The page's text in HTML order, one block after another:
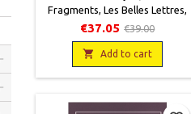
Fragments, Les Belles Lettres,
2011, 13,5 x 21, XXXII+ 279
9782251742106
€37.05 €39.00
 Add to cart